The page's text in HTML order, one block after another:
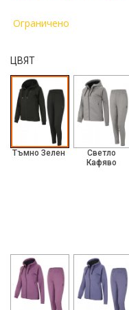
Ограничено
ЦВЯТ
Тъмно Зелен
Светло
Кафяво